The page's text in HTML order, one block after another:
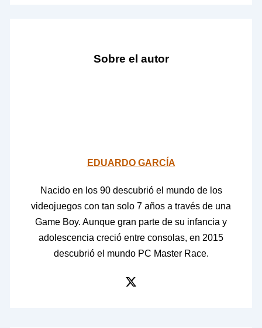
Sobre el autor
EDUARDO GARCÍA
Nacido en los 90 descubrió el mundo de los
videojuegos con tan solo 7 años a través de una
Game Boy. Aunque gran parte de su infancia y
adolescencia creció entre consolas, en 2015
descubrió el mundo PC Master Race.